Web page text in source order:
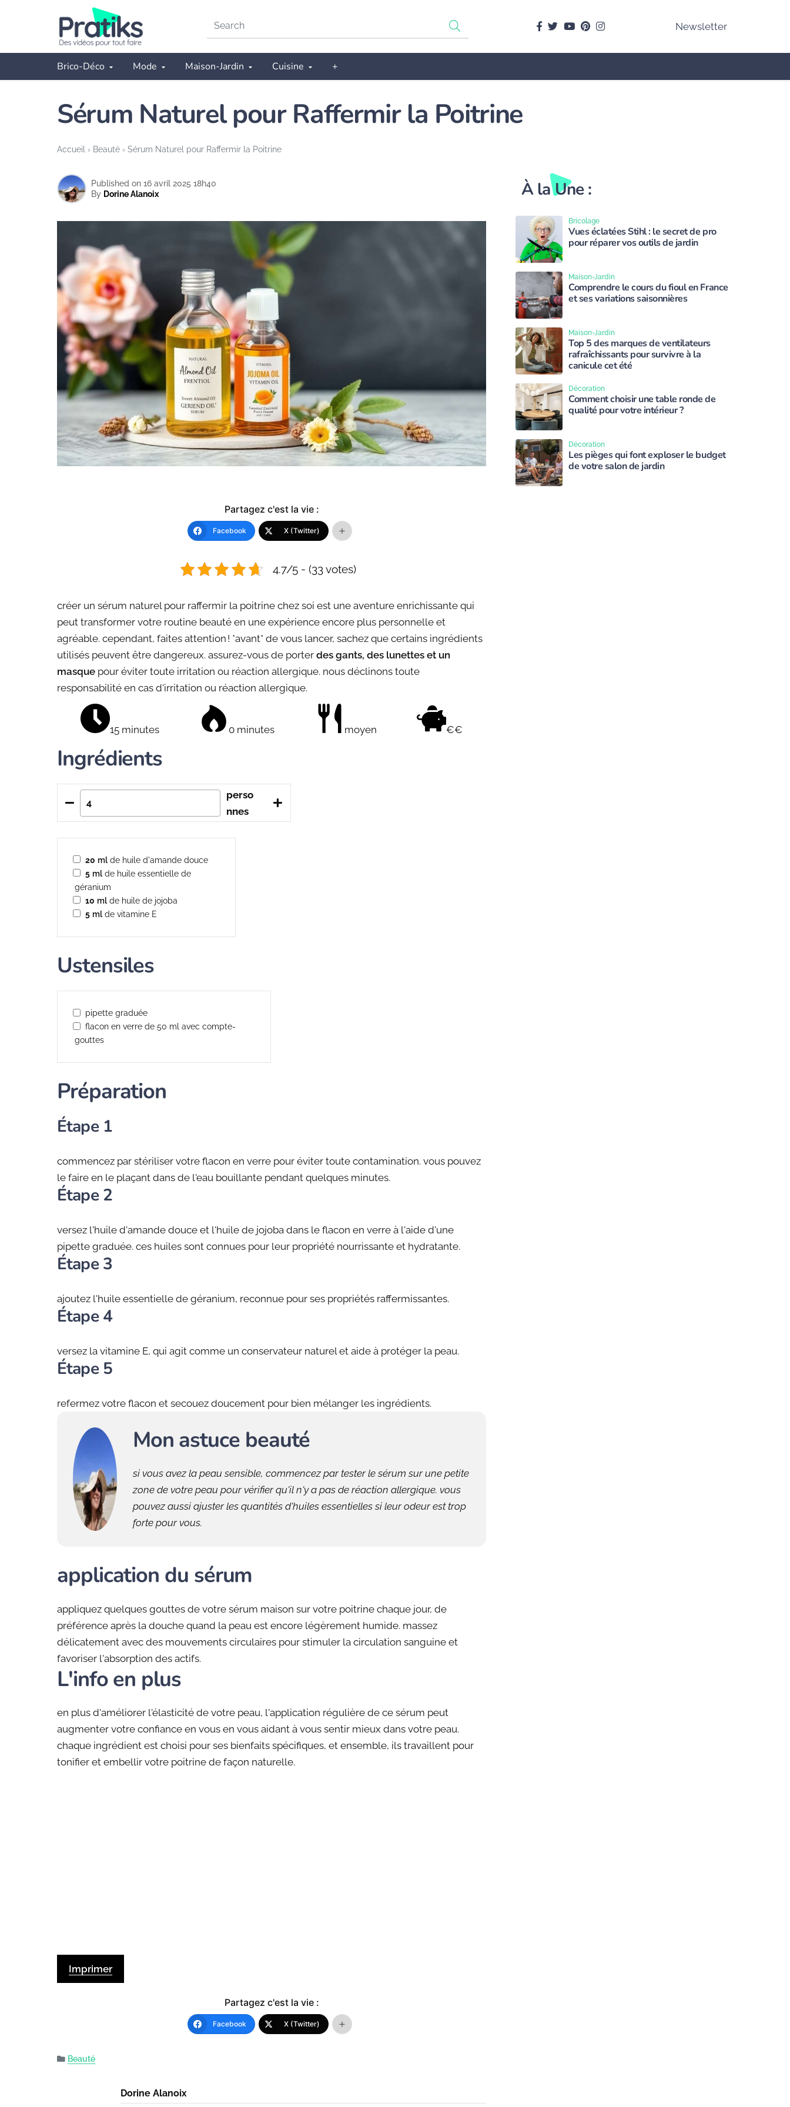
Search
facebook
Twitteryoutubepinterest
instagram Newsletter
Brico-Déco Mode Maison-Jardin Cuisine +
Accueil › Beauté › Sérum Naturel pour Raffermir la Poitrine
Sérum Naturel pour Raffermir la Poitrine
By Dorine Alanoix
Published on 16 avril 2025 18h40
Partagez c'est la vie :
Facebook X (Twitter)
4.7/5 - (33 votes)
créer un sérum naturel pour raffermir la poitrine chez soi est une aventure enrichissante qui
peut transformer votre routine beauté en une expérience encore plus personnelle et
agréable. cependant, faites attention ! *avant* de vous lancer, sachez que certains ingrédients
utilisés peuvent être dangereux. assurez-vous de porter des gants, des lunettes et un
masque pour éviter toute irritation ou réaction allergique. nous déclinons toute
responsabilité en cas d'irritation ou réaction allergique.
15 minutes 0 minutes moyen €€
Ingrédients
perso
nnes
20 ml de huile d'amande douce
5 ml de huile essentielle de
géranium
10 ml de huile de jojoba
5 ml de vitamine E
Ustensiles
pipette graduée
flacon en verre de 50 ml avec compte-
gouttes
Préparation
Étape 1
commencez par stériliser votre flacon en verre pour éviter toute contamination. vous pouvez
le faire en le plaçant dans de l'eau bouillante pendant quelques minutes.
Étape 2
versez l'huile d'amande douce et l'huile de jojoba dans le flacon en verre à l'aide d'une
pipette graduée. ces huiles sont connues pour leur propriété nourrissante et hydratante.
Étape 3
ajoutez l'huile essentielle de géranium, reconnue pour ses propriétés raffermissantes.
Étape 4
versez la vitamine E, qui agit comme un conservateur naturel et aide à protéger la peau.
Étape 5
refermez votre flacon et secouez doucement pour bien mélanger les ingrédients.
Mon astuce beauté
si vous avez la peau sensible, commencez par tester le sérum sur une petite
zone de votre peau pour vérifier qu'il n'y a pas de réaction allergique. vous
pouvez aussi ajuster les quantités d'huiles essentielles si leur odeur est trop
forte pour vous.
application du sérum
appliquez quelques gouttes de votre sérum maison sur votre poitrine chaque jour, de
préférence après la douche quand la peau est encore légèrement humide. massez
délicatement avec des mouvements circulaires pour stimuler la circulation sanguine et
favoriser l'absorption des actifs.
L'info en plus
en plus d'améliorer l'élasticité de votre peau, l'application régulière de ce sérum peut
augmenter votre confiance en vous en vous aidant à vous sentir mieux dans votre peau.
chaque ingrédient est choisi pour ses bienfaits spécifiques, et ensemble, ils travaillent pour
tonifier et embellir votre poitrine de façon naturelle.
Imprimer
Partagez c'est la vie :
Facebook X (Twitter)
Beauté
Dorine Alanoix
À la Une :
Vues éclatées Stihl : le secret de pro
pour réparer vos outils de jardin
Bricolage
Comprendre le cours du fioul en France
et ses variations saisonnières
Maison-Jardin
Top 5 des marques de ventilateurs
rafraîchissants pour survivre à la
canicule cet été
Maison-Jardin
Comment choisir une table ronde de
qualité pour votre intérieur ?
Décoration
Les pièges qui font exploser le budget
de votre salon de jardin
Décoration